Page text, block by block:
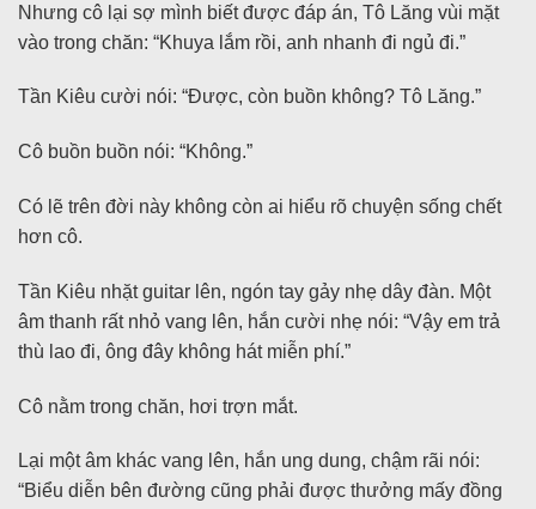
Nhưng cô lại sợ mình biết được đáp án, Tô Lăng vùi mặt
vào trong chăn: “Khuya lắm rồi, anh nhanh đi ngủ đi.”
Tần Kiêu cười nói: “Được, còn buồn không? Tô Lăng.”
Cô buồn buồn nói: “Không.”
Có lẽ trên đời này không còn ai hiểu rõ chuyện sống chết
hơn cô.
Tần Kiêu nhặt guitar lên, ngón tay gảy nhẹ dây đàn. Một
âm thanh rất nhỏ vang lên, hắn cười nhẹ nói: “Vậy em trả
thù lao đi, ông đây không hát miễn phí.”
Cô nằm trong chăn, hơi trợn mắt.
Lại một âm khác vang lên, hắn ung dung, chậm rãi nói:
“Biểu diễn bên đường cũng phải được thưởng mấy đồng